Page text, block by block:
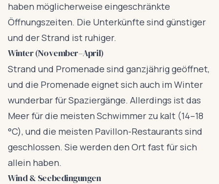
haben möglicherweise eingeschränkte
Öffnungszeiten. Die Unterkünfte sind günstiger
und der Strand ist ruhiger.
Winter (November–April)
Strand und Promenade sind ganzjährig geöffnet,
und die Promenade eignet sich auch im Winter
wunderbar für Spaziergänge. Allerdings ist das
Meer für die meisten Schwimmer zu kalt (14–18
°C), und die meisten Pavillon-Restaurants sind
geschlossen. Sie werden den Ort fast für sich
allein haben.
Wind & Seebedingungen